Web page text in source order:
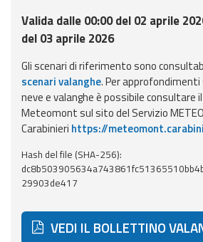
Previsioni meteo e
marine
Dati osservati
Radar meteo
Strumenti
Operativi
Valida dalle 00:00 del 02 aprile
del 03 aprile 2026
Gli scenari di riferimento sono
scenari valanghe. Per
neve e valanghe è possibile consultare
Meteomont sul sito del Servizio
Carabinieri https://
Hash del file (SHA-256):
29903de417
VEDI IL BOLLETTINO